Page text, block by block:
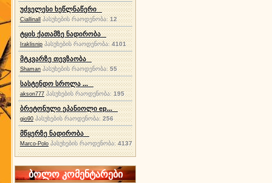
უძველესი ხეწლნაწერი
Ciallinall პასუხების რაოდენობა:12
ტყის ქათამზე ნადირობა
Iraklisnip პასუხების რაოდენობა: 4101
მტკვარზე თევზაობა
Shaman პასუხების რაოდენობა:55
სასტენდო სროლა ...
akson777 პასუხების რაოდენობა:195
ბრეტონული ეპანიოლი ep...
gio90 პასუხების რაოდენობა:256
მწყერზე ნადირობა
Marco-Polo პასუხების რაოდენობა:4137
ბოლო კომენტარები